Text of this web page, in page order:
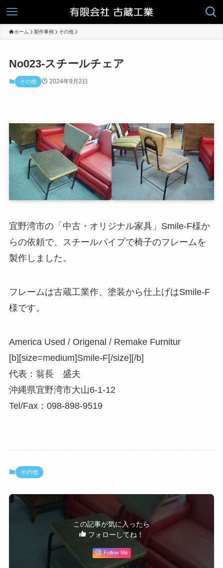
ホーム 製作事例 その他
No023-スチールチェア
その他 2024年9月2日
宜野湾市の「中古・オリジナル家具」Smile-F様か
らの依頼で、スチールパイプで椅子のフレームを
製作しました。
フレームは古蔵工業作、塗装から仕上げはSmile-F
様です。
America Used / Origenal / Remake Furnitur
[b][size=medium]Smile-F[/size][/b]
代表：翁長 盛夫
沖縄県宜野湾市大山6-1-12
Tel/Fax：098-898-9519
その他
この記事が気に入ったら
フォローしてね！
Follow Me